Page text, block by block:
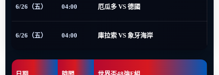
6/26（五） 04:00 厄瓜多 VS 德國
6/26（五） 04:00 庫拉索 VS 象牙海岸